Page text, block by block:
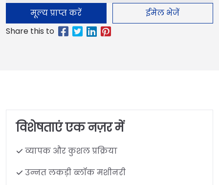
मूल्य प्राप्त करें ईमेल भेजें
विशेषताएं एक नज़र में
व्यापक और कुशल प्रक्रिया
उन्नत लकड़ी ब्लॉक मशीनरी